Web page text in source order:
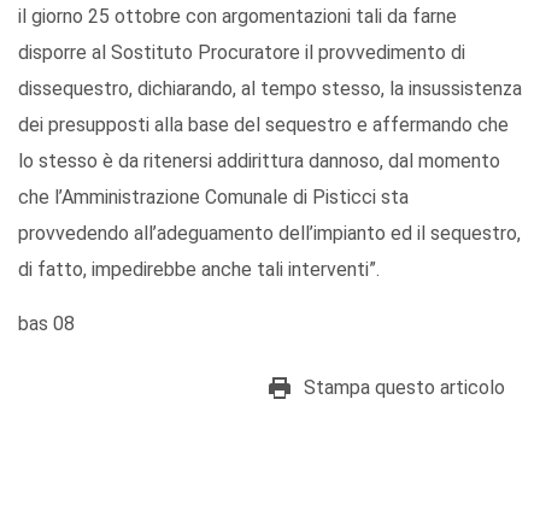
il giorno 25 ottobre con argomentazioni tali da farne
disporre al Sostituto Procuratore il provvedimento di
dissequestro, dichiarando, al tempo stesso, la insussistenza
dei presupposti alla base del sequestro e affermando che
lo stesso è da ritenersi addirittura dannoso, dal momento
che l’Amministrazione Comunale di Pisticci sta
provvedendo all’adeguamento dell’impianto ed il sequestro,
di fatto, impedirebbe anche tali interventi”.
bas 08
Stampa questo articolo